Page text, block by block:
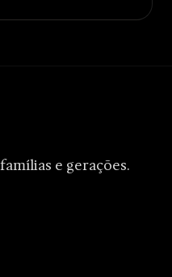
e gerações.